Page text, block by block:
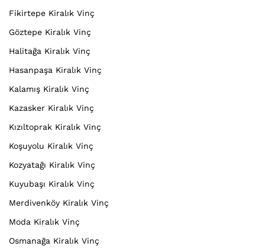
Fikirtepe Kiralık Vinç
Göztepe Kiralık Vinç
Halitağa Kiralık Vinç
Hasanpaşa Kiralık Vinç
Kalamış Kiralık Vinç
Kazasker Kiralık Vinç
Kızıltoprak Kiralık Vinç
Koşuyolu Kiralık Vinç
Kozyatağı Kiralık Vinç
Kuyubaşı Kiralık Vinç
Merdivenköy Kiralık Vinç
Moda Kiralık Vinç
Osmanağa Kiralık Vinç